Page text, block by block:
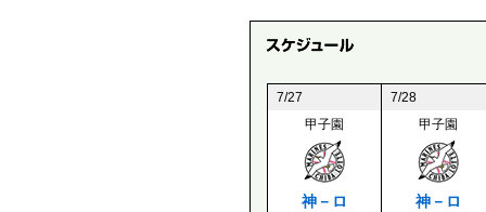
7/27
7/28
甲子園
神－ロ
甲子園
神－ロ